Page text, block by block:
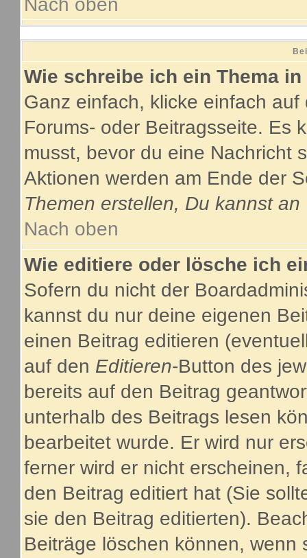
Nach oben
Wie schreibe ich ein Thema
Ganz einfach, klicke einfach
Forums- oder Beitragsseite. Es
musst, bevor du eine Nachricht
Aktionen werden am Ende der
Themen erstellen, Du kannst
Nach oben
Wie editiere oder lösche ich
Sofern du nicht der
kannst du nur deine eigenen
einen Beitrag editieren
auf den Editieren-Button des
bereits auf den Beitrag
unterhalb des Beitrags lesen
bearbeitet wurde. Er wird nur
ferner wird er nicht erscheinen,
den Beitrag editiert hat (Sie
sie den Beitrag editierten).
Beiträge löschen können,